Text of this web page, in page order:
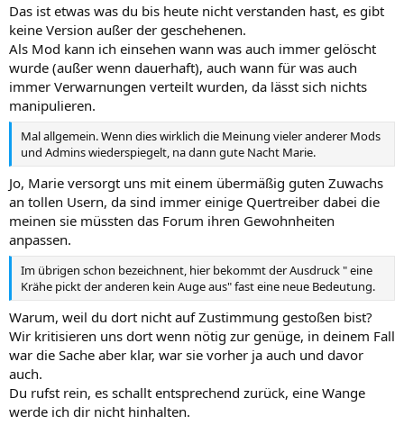
Das ist etwas was du bis heute nicht verstanden hast, es gibt
keine Version außer der geschehenen.
Als Mod kann ich einsehen wann was auch immer gelöscht
wurde (außer wenn dauerhaft), auch wann für was auch
immer Verwarnungen verteilt wurden, da lässt sich nichts
manipulieren.
Mal allgemein. Wenn dies wirklich die Meinung vieler anderer Mods
und Admins wiederspiegelt, na dann gute Nacht Marie.
Jo, Marie versorgt uns mit einem übermäßig guten Zuwachs
an tollen Usern, da sind immer einige Quertreiber dabei die
meinen sie müssten das Forum ihren Gewohnheiten
anpassen.
Im übrigen schon bezeichnent, hier bekommt der Ausdruck " eine
Krähe pickt der anderen kein Auge aus" fast eine neue Bedeutung.
Warum, weil du dort nicht auf Zustimmung gestoßen bist?
Wir kritisieren uns dort wenn nötig zur genüge, in deinem Fall
war die Sache aber klar, war sie vorher ja auch und davor
auch.
Du rufst rein, es schallt entsprechend zurück, eine Wange
werde ich dir nicht hinhalten.